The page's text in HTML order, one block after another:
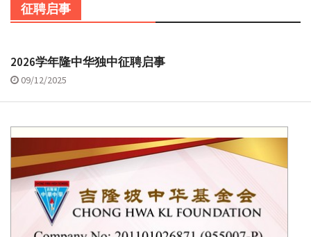
征聘启事
2026学年隆中华独中征聘启事
09/12/2025